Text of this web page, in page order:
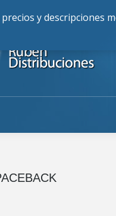
y descripciones